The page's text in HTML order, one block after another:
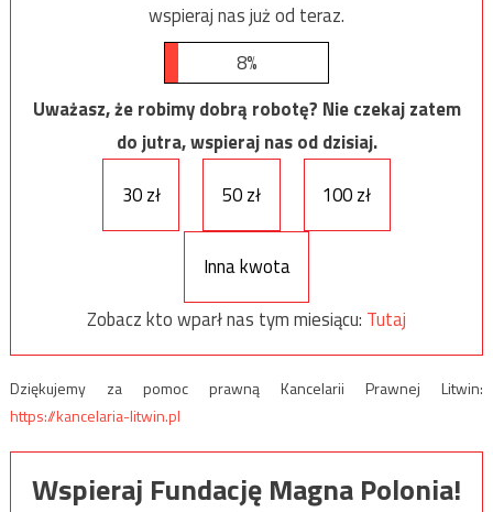
wspieraj nas już od teraz.
8%
Uważasz, że robimy dobrą robotę? Nie czekaj zatem
do jutra, wspieraj nas od dzisiaj.
30 zł
50 zł 100 zł
Inna kwota
Zobacz kto wparł nas tym miesiącu: Tutaj
Dziękujemy za pomoc prawną Kancelarii Prawnej Litwin:
https://kancelaria-litwin.pl
Wspieraj Fundację Magna Polonia!